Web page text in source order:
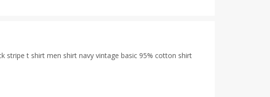
stripe t shirt men shirt navy vintage basic 95% cotton shirt